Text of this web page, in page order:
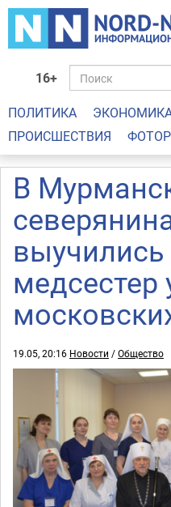
16+
ПОЛИТИКА
ПРОИСШЕСТВИЯ
В
медсестер
19.05, 20:16 Новости /Общество